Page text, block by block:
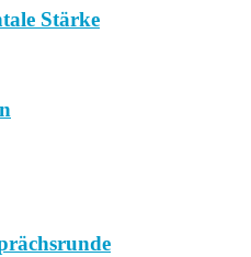
Stärke